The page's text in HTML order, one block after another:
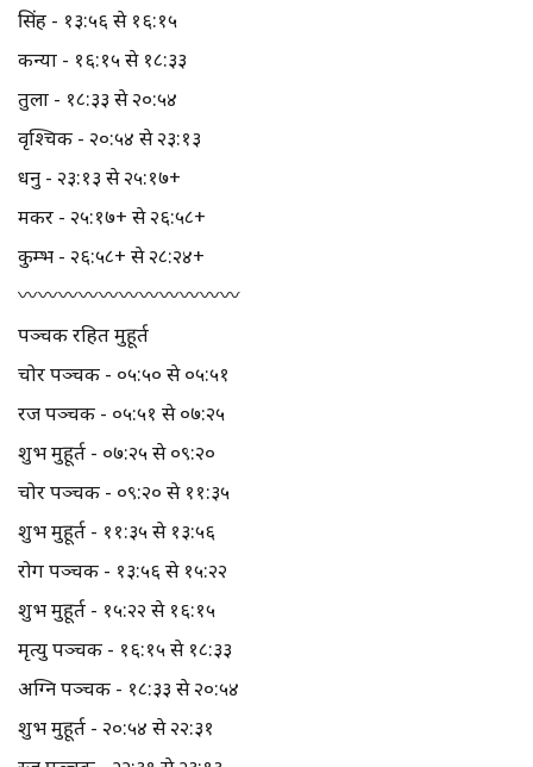
सिंह - १३:५६ से १६:१५
कन्या - १६:१५ से १८:३३
तुला - १८:३३ से २०:५४
वृश्चिक - २०:५४ से २३:१३
धनु - २३:१३ से २५:१७+
मकर - २५:१७+ से २६:५८+
कुम्भ - २६:५८+ से २८:२४+
〰️〰️〰️〰️〰️〰️〰️〰️〰️〰️〰️
पञ्चक रहित मुहूर्त
चोर पञ्चक - ०५:५० से ०५:५१
रज पञ्चक - ०५:५१ से ०७:२५
शुभ मुहूर्त - ०७:२५ से ०९:२०
चोर पञ्चक - ०९:२० से ११:३५
शुभ मुहूर्त - ११:३५ से १३:५६
रोग पञ्चक - १३:५६ से १५:२२
शुभ मुहूर्त - १५:२२ से १६:१५
मृत्यु पञ्चक - १६:१५ से १८:३३
अग्नि पञ्चक - १८:३३ से २०:५४
शुभ मुहूर्त - २०:५४ से २२:३१